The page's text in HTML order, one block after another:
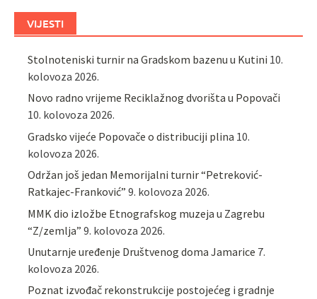
VIJESTI
Stolnoteniski turnir na Gradskom bazenu u Kutini 10.
kolovoza 2026.
Novo radno vrijeme Reciklažnog dvorišta u Popovači
10. kolovoza 2026.
Gradsko vijeće Popovače o distribuciji plina 10.
kolovoza 2026.
Održan još jedan Memorijalni turnir “Petreković-
Ratkajec-Franković” 9. kolovoza 2026.
MMK dio izložbe Etnografskog muzeja u Zagrebu
“Z/zemlja” 9. kolovoza 2026.
Unutarnje uređenje Društvenog doma Jamarice 7.
kolovoza 2026.
Poznat izvođač rekonstrukcije postojećeg i gradnje